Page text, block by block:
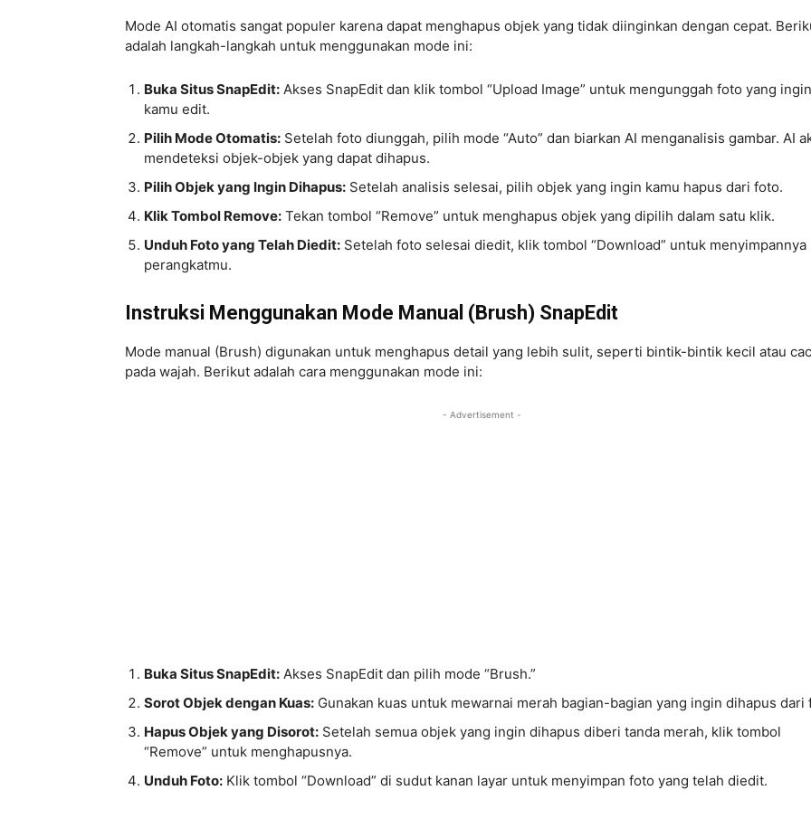
Mode AI otomatis sangat populer karena dapat menghapus objek yang tidak diinginkan dengan cepat.
adalah langkah-langkah untuk menggunakan mode ini:
Buka Situs SnapEdit: Akses SnapEdit dan klik tombol “Upload Image” untuk mengunggah foto yang ingin
kamu edit.
Pilih Mode Otomatis: Setelah foto diunggah, pilih mode “Auto” dan biarkan AI menganalisis gambar. AI
mendeteksi objek-objek yang dapat dihapus.
Pilih Objek yang Ingin Dihapus: Setelah analisis selesai, pilih objek yang ingin kamu hapus dari foto.
Klik Tombol Remove: Tekan tombol “Remove” untuk menghapus objek yang dipilih dalam satu klik.
Unduh Foto yang Telah Diedit: Setelah foto selesai diedit, klik tombol “Download” untuk menyimpannya
perangkatmu.
Instruksi Menggunakan Mode Manual (Brush) SnapEdit
Mode manual (Brush) digunakan untuk menghapus detail yang lebih sulit, seperti bintik-bintik kecil atau
pada wajah. Berikut adalah cara menggunakan mode ini:
- Advertisement -
Buka Situs SnapEdit: Akses SnapEdit dan pilih mode “Brush.”
Sorot Objek dengan Kuas: Gunakan kuas untuk mewarnai merah bagian-bagian yang ingin dihapus dari
Hapus Objek yang Disorot: Setelah semua objek yang ingin dihapus diberi tanda merah, klik tombol
“Remove” untuk menghapusnya.
Unduh Foto: Klik tombol “Download” di sudut kanan layar untuk menyimpan foto yang telah diedit.